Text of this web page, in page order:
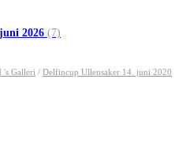
2026 (7)
's Galleri / Delfincup Ullensaker 14. juni 2020